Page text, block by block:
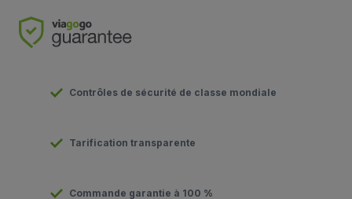
Contrôles de sécurité de classe mondiale
Tarification transparente
Commande garantie à 100 %